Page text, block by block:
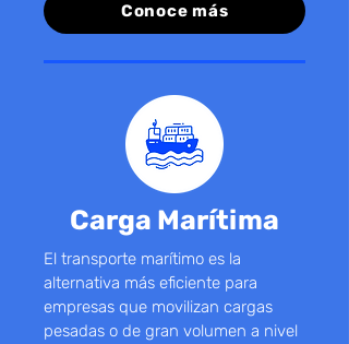
Conoce más
Carga Marítima
El transporte marítimo es la
alternativa más eficiente para
empresas que movilizan cargas
pesadas o de gran volumen a nivel